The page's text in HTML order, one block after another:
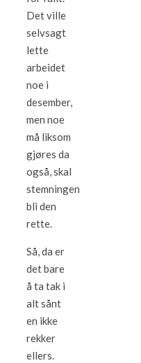
Det ville
selvsagt
lette
arbeidet
noe i
desember,
men noe
må liksom
gjøres da
også, skal
stemningen
bli den
rette.
Så, da er
det bare
å ta tak i
alt sånt
en ikke
rekker
ellers.